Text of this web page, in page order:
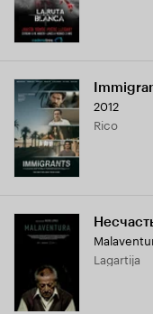
2012
Rico
Lagartija